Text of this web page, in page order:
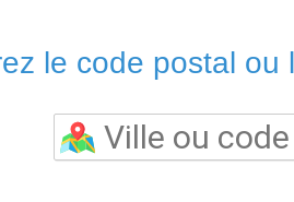
le code postal ou